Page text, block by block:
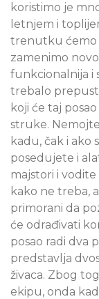
koristimo je
letnjem i
trenutku ćemo
zamenimo
funkcionalnija i
trebalo
koji će taj
struke.
kadu, čak i ako
posedujete i
majstori i
kako ne treba,
primorani da
će odrađivati
posao radi dva
predstavlja
živaca. Zbog
ekipu, onda